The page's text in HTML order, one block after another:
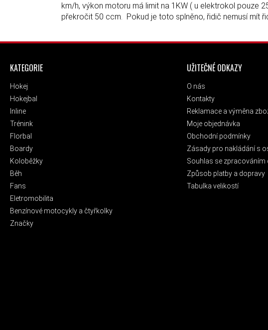
km/h, výkon motoru má limit na 1KW ( u elektrokol pouze
překročit 50 ccm. Pokud je toto splněno, řidič nemusí mít
ZÁPATÍ
KATEGORIE
Hokej
Hokejbal
Inline
Trénink
Florbal
Boardy
Koloběžky
Běh
Fans
Eletromobilita
Benzínové motocykly a čtyřkolky
Značky
UŽITEČNÉ ODKAZY
O nás
Kontakty
Reklamace a výměna
Moje objednávka
Obchodní podmínky
Zásady pro nakládání s
Souhlas se zpracováním
Způsob platby a dopravy
Tabulka velikostí